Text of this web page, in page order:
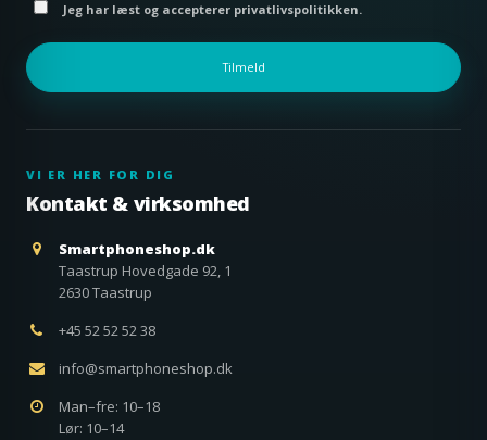
Jeg har læst og accepterer privatlivspolitikken.
Tilmeld
VI ER HER FOR DIG
Kontakt & virksomhed
Smartphoneshop.dk
Taastrup Hovedgade 92, 1
2630 Taastrup
+45 52 52 52 38
info@smartphoneshop.dk
Man–fre: 10–18
Lør: 10–14